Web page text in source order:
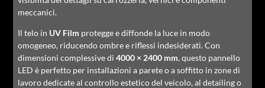
meccanici.
Il telo in UV Film protegge e diffonde la luce in modo
omogeneo, riducendo ombre e riflessi indesiderati. Con
dimensioni complessive di4000 × 2400 mm, questo pannello
LED è perfetto per installazioni a parete o a soffitto in zone di
lavoro dedicate al controllo estetico del veicolo, al detailing o